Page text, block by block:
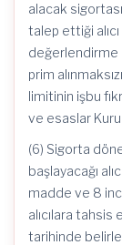
alacak
talep ettiği
değerlendirme
prim
limitinin işbu
ve esaslar
(6) Sigorta
başlayacağı
madde ve 8
alıcılara tahsis
tarihinde